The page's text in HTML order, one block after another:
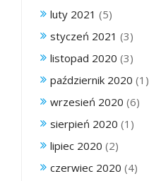
luty 2021 (5)
styczeń 2021 (3)
listopad 2020 (3)
październik 2020 (1)
wrzesień 2020 (6)
sierpień 2020 (1)
lipiec 2020 (2)
czerwiec 2020 (4)